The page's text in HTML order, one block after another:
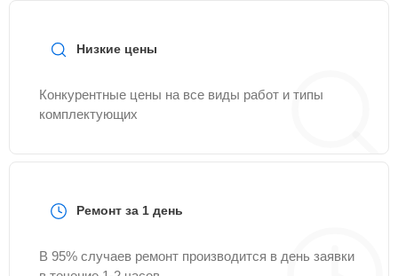
Низкие цены
Конкурентные цены на все виды работ и типы
комплектующих
Ремонт за 1 день
В 95% случаев ремонт производится в день заявки